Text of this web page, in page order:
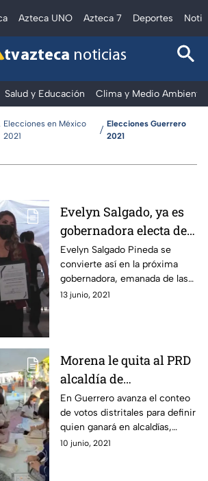
Azteca UNO Azteca 7 Deportes
tv azteca noticias
Salud y Educación Clima y Medio Ambiente
Elecciones en México
2021
Elecciones Guerrero
2021
Evelyn Salgado, ya es
gobernadora electa de
Guerrero
Evelyn Salgado Pineda se
convierte así en la próxima
gobernadora, emanada de las
filas de Morena y quien
13 junio, 2021
Morena le quita al PRD
alcaldía de
Chilpancingo y retiene
Acapulco
En Guerrero avanza el conteo
de votos distritales para definir
quien ganará en alcaldías,
congreso y gubernatura.
10 junio, 2021